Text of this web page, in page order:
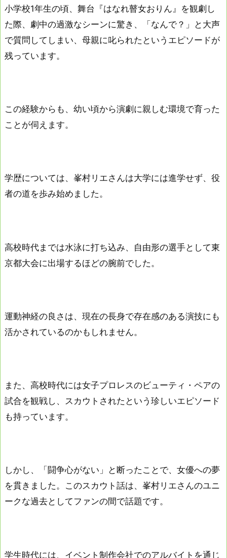
小学校1年生の頃、舞台『はなれ瞽女おりん』を観劇し
た際、劇中の過激なシーンに驚き、「なんで？」と大声
で質問してしまい、母親に叱られたというエピソードが
残っています。
この経験からも、幼い頃から演劇に親しむ環境で育った
ことが伺えます。
学歴については、峯村リエさんは大学には進学せず、役
者の道を歩み始めました。
高校時代までは水泳に打ち込み、自由形の選手として東
京都大会に出場するほどの腕前でした。
運動神経の良さは、現在の長身で存在感のある演技にも
活かされているのかもしれません。
また、高校時代には女子プロレスのビューティ・ペアの
試合を観戦し、スカウトされたという珍しいエピソード
も持っています。
しかし、「闘争心がない」と断ったことで、女優への夢
を貫きました。このスカウト話は、峯村リエさんのユニ
ークな過去としてファンの間で話題です。
学生時代には、イベント制作会社でのアルバイトを通じ